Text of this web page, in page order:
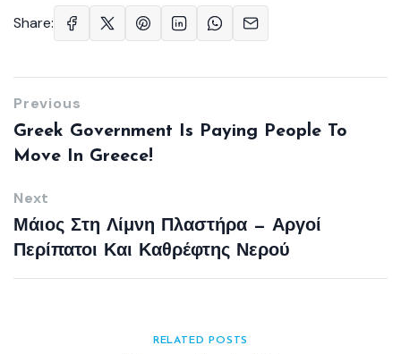
Share:
Previous
Greek Government Is Paying People To
Move In Greece!
Next
Μάιος Στη Λίμνη Πλαστήρα — Αργοί
Περίπατοι Και Καθρέφτης Νερού
RELATED POSTS